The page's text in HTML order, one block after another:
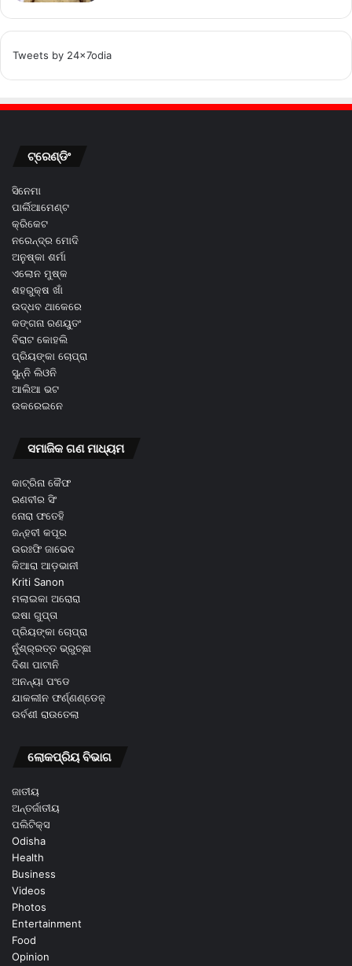
Tweets by 24x7odia
ଟ୍ରେଣ୍ଡିଂ
ସିନେମା
ପାର୍ଲିଆମେଣ୍ଟ
କ୍ରିକେଟ
ନରେନ୍ଦ୍ର ମୋଦି
ଅନୁଷ୍କା ଶର୍ମା
ଏଲୋନ ମୁଷ୍କ
ଶହରୁକ୍ଷ ଖାଁ
ଉଦ୍ଧବ ଥାକେରେ
କଙ୍ଗନା ରଣୟୁତଂ
ବିରାଟ କୋହଲି
ପ୍ରିୟଙ୍କା ଚୋପ୍ରା
ସୁନ୍ନି ଲିଓନି
ଆଲିଆ ଭଟ
ଉକରେଇନେ
ସମାଜିକ ଗଣ ମାଧ୍ୟମ
କାଟ୍ରିନା କୈଫ
ରଣବୀର ସିଂ
ନୋରା ଫତେହି
ଜନ୍ହବୀ କପୂର
ଉରଃଫି ଜାଭେଦ
କିଆରା ଆଡ଼ଭାନୀ
Kriti Sanon
ମଲାଇକା ଅରୋରା
ଇଷା ଗୁପ୍ତା
ପ୍ରିୟଙ୍କା ଚୋପ୍ରା
ନୁଁଶ୍ର୍ରତ୍ତ ଭ୍ରୁଚ୍ଛା
ଦିଶା ପାଟାନି
ଅନନ୍ୟା ପଂଡେ
ଯାକଲୀନ ଫର୍ଣ୍ଣଣ୍ଡେଜ଼
ଉର୍ବଶୀ ରାଉତେଲା
ଲୋକପ୍ରିୟ ବିଭାଗ
ଜାତୀୟ
ଅନ୍ତର୍ଜାତୀୟ
ପଲିଟିକ୍ସ
Odisha
Health
Business
Videos
Photos
Entertainment
Food
Opinion